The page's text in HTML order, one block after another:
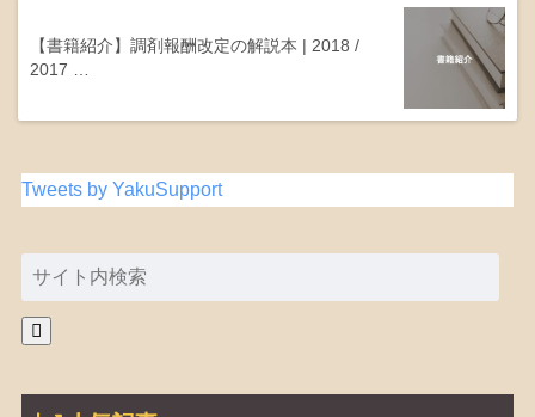
【書籍紹介】調剤報酬改定の解説本 | 2018 /
2017 …
Tweets by YakuSupport